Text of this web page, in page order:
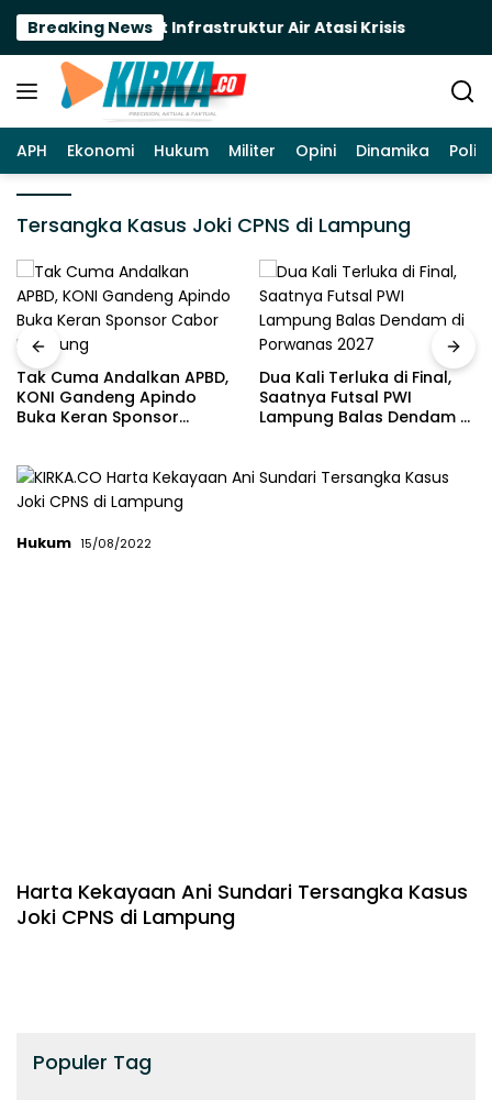
Langsung
konten
Breaking News
Ela Genjot Infrastruktur Air Atasi Krisis
APH Ekonomi Hukum Militer Opini Dinamika
Tersangka Kasus Joki CPNS di Lampung
Tak Cuma Andalkan APBD,
KONI Gandeng Apindo
Buka Keran Sponsor
Dua Kali Terluka di Final,
Saatnya Futsal PWI
Lampung Balas Dendam di
Hukum 15/08/2022
Harta Kekayaan Ani Sundari Tersangka Kasus
Joki CPNS di Lampung
Populer Tag